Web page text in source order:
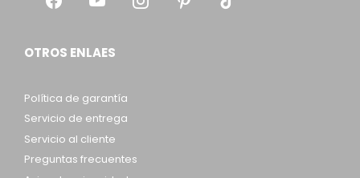
OTROS ENLAES
Política de garantía
Servicio de entrega
Servicio al cliente
Preguntas frecuentes